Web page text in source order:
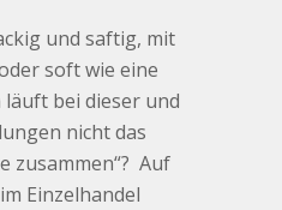
und saftig, mit
soft wie eine
bei dieser und
nicht das
zusammen“? Auf
Einzelhandel